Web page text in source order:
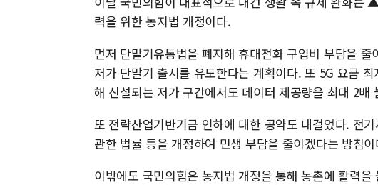
력을 위한 농지법 개정이다.
먼저 단말기유통법을 폐지해 휴대전화 구입비 부담을
저가 단말기 출시를 유도한다는 계획이다. 또 5G 요금
해 신설되는 저가 구간에서도 데이터 제공량을 최대 2
또 전략산업기반기금 인하에 대한 공약도 내걸었다. 전
관한 법률 등을 개정하여 민생 부담을 줄이겠다는 방침
이밖에도 국민의힘은 농지법 개정을 통해 농촌에 활력